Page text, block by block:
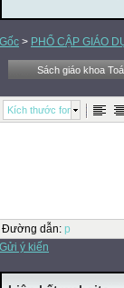
Gốc > PHỔ CẬP GIÁO
Sách giáo khoa
Kích thước font
Đường dẫn: p
Gửi ý kiến